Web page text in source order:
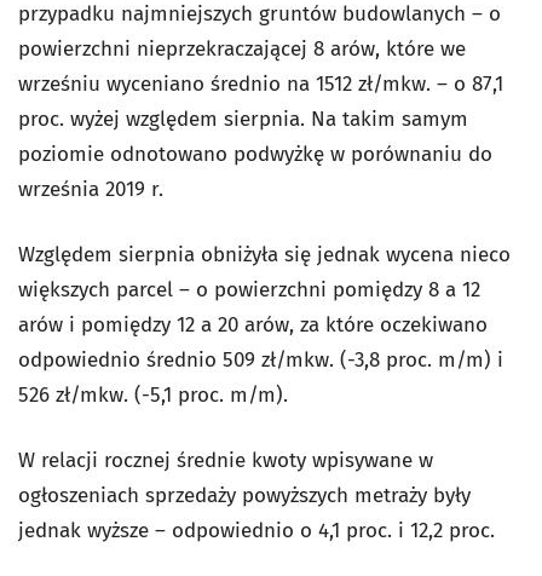
przypadku najmniejszych gruntów budowlanych – o
powierzchni nieprzekraczającej 8 arów, które we
wrześniu wyceniano średnio na 1512 zł/mkw. – o 87,1
proc. wyżej względem sierpnia. Na takim samym
poziomie odnotowano podwyżkę w porównaniu do
września 2019 r.
Względem sierpnia obniżyła się jednak wycena nieco
większych parcel – o powierzchni pomiędzy 8 a 12
arów i pomiędzy 12 a 20 arów, za które oczekiwano
odpowiednio średnio 509 zł/mkw. (-3,8 proc. m/m) i
526 zł/mkw. (-5,1 proc. m/m).
W relacji rocznej średnie kwoty wpisywane w
ogłoszeniach sprzedaży powyższych metraży były
jednak wyższe – odpowiednio o 4,1 proc. i 12,2 proc.